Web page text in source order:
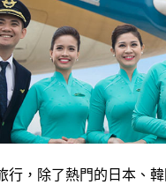
除了熱門的日本、韓